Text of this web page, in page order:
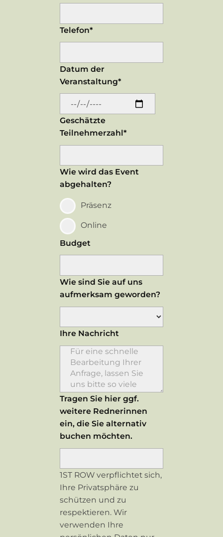
Telefon*
Datum der
Veranstaltung*
Geschätzte
Teilnehmerzahl*
Wie wird das Event
abgehalten?
Präsenz
Online
Budget
Wie sind Sie auf uns
aufmerksam geworden?
Ihre Nachricht
Tragen Sie hier ggf.
weitere Rednerinnen
ein, die Sie alternativ
buchen möchten.
1ST ROW verpflichtet sich,
Ihre Privatsphäre zu
schützen und zu
respektieren. Wir
verwenden Ihre